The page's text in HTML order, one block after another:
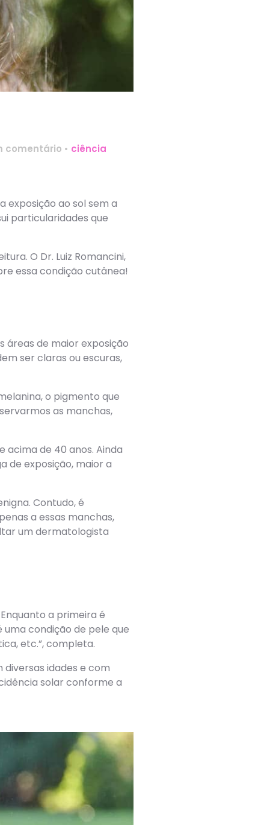
comentário • ciência
exposição ao sol sem a
particularidades que
O Dr. Luiz Romancini,
essa condição cutânea!
áreas de maior exposição
ser claras ou escuras,
o pigmento que
as manchas,
de 40 anos. Ainda
de exposição, maior a
Contudo, é
a essas manchas,
um dermatologista
a primeira é
uma condição de pele que
etc.”, completa.
idades e com
solar conforme a